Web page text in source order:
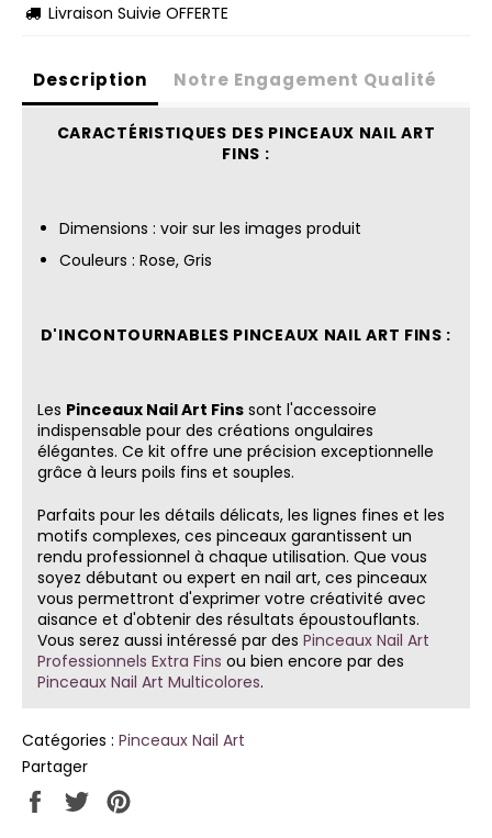
 Livraison Suivie OFFERTE
Description Notre Engagement Qualité
CARACTÉRISTIQUES DES PINCEAUX NAIL ART
FINS :
Dimensions : voir sur les images produit
Couleurs : Rose, Gris
D'INCONTOURNABLES PINCEAUX NAIL ART FINS :
Les Pinceaux Nail Art Fins sont l'accessoire
indispensable pour des créations ongulaires
élégantes. Ce kit offre une précision exceptionnelle
grâce à leurs poils fins et souples.
Parfaits pour les détails délicats, les lignes fines et les
motifs complexes, ces pinceaux garantissent un
rendu professionnel à chaque utilisation. Que vous
soyez débutant ou expert en nail art, ces pinceaux
vous permettront d'exprimer votre créativité avec
aisance et d'obtenir des résultats époustouflants.
Vous serez aussi intéressé par des Pinceaux Nail Art
Professionnels Extra Fins ou bien encore par des
Pinceaux Nail Art Multicolores.
Catégories : Pinceaux Nail Art
Partager
Partager
sur
Tweeter
sur